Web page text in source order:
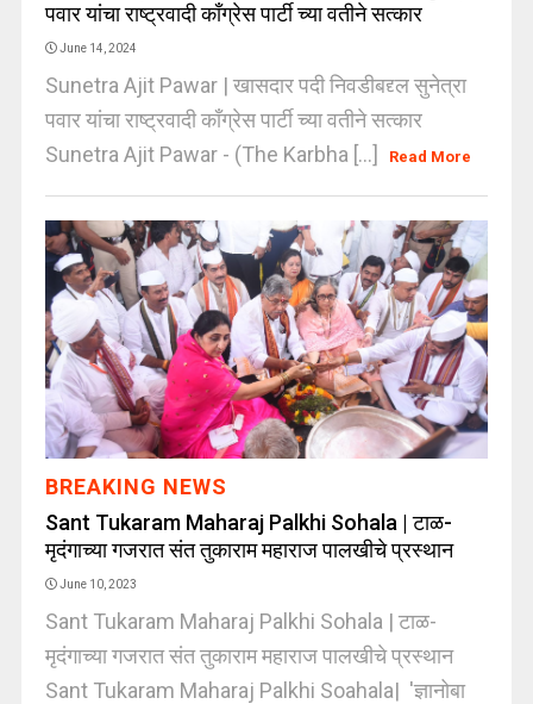
पवार यांचा राष्ट्रवादी कॉंग्रेस पार्टी च्या वतीने सत्कार
June 14, 2024
Sunetra Ajit Pawar | खासदार पदी निवडीबद्द्ल सुनेत्रा
पवार यांचा राष्ट्रवादी कॉंग्रेस पार्टी च्या वतीने सत्कार
Sunetra Ajit Pawar - (The Karbha [...]
Read More
BREAKING NEWS
Sant Tukaram Maharaj Palkhi Sohala | टाळ-
मृदंगाच्या गजरात संत तुकाराम महाराज पालखीचे प्रस्थान
June 10, 2023
Sant Tukaram Maharaj Palkhi Sohala | टाळ-
मृदंगाच्या गजरात संत तुकाराम महाराज पालखीचे प्रस्थान
Sant Tukaram Maharaj Palkhi Soahala| 'ज्ञानोबा